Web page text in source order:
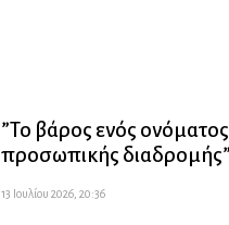
”Το βάρος ενός ονόματος
προσωπικής διαδρομής”
13 Ιουλίου 2026, 20:36